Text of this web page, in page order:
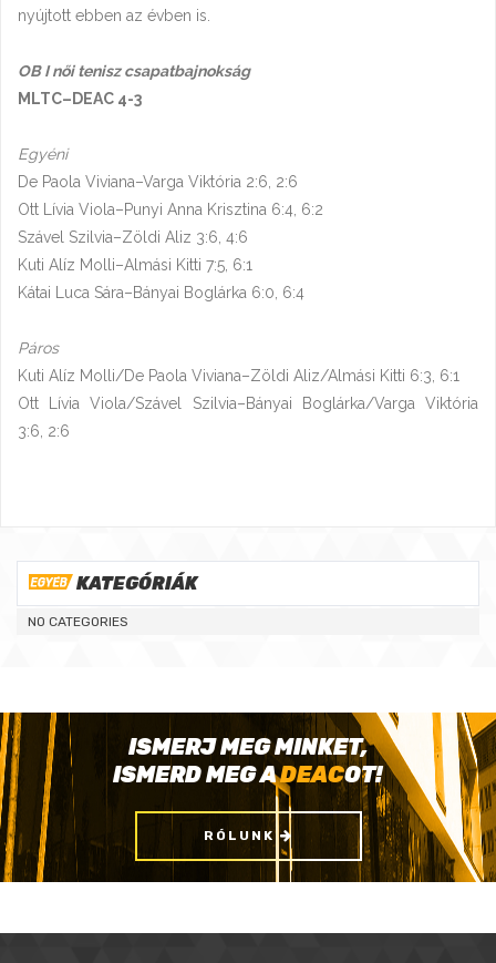
nyújtott ebben az évben is.
OB I női tenisz csapatbajnokság
MLTC–DEAC 4-3
Egyéni
De Paola Viviana–Varga Viktória 2:6, 2:6
Ott Lívia Viola–Punyi Anna Krisztina 6:4, 6:2
Szável Szilvia–Zöldi Aliz 3:6, 4:6
Kuti Alíz Molli–Almási Kitti 7:5, 6:1
Kátai Luca Sára–Bányai Boglárka 6:0, 6:4
Páros
Kuti Alíz Molli/De Paola Viviana–Zöldi Aliz/Almási Kitti 6:3, 6:1
Ott Lívia Viola/Szável Szilvia–Bányai Boglárka/Varga Viktória
3:6, 2:6
KATEGÓRIÁK
NO CATEGORIES
ISMERJ MEG MINKET,
ISMERD MEG ADEACOT!
RÓLUNK